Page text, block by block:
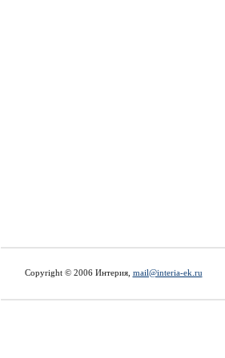
Copyright © 2006 Интерия, mail@interia-ek.ru